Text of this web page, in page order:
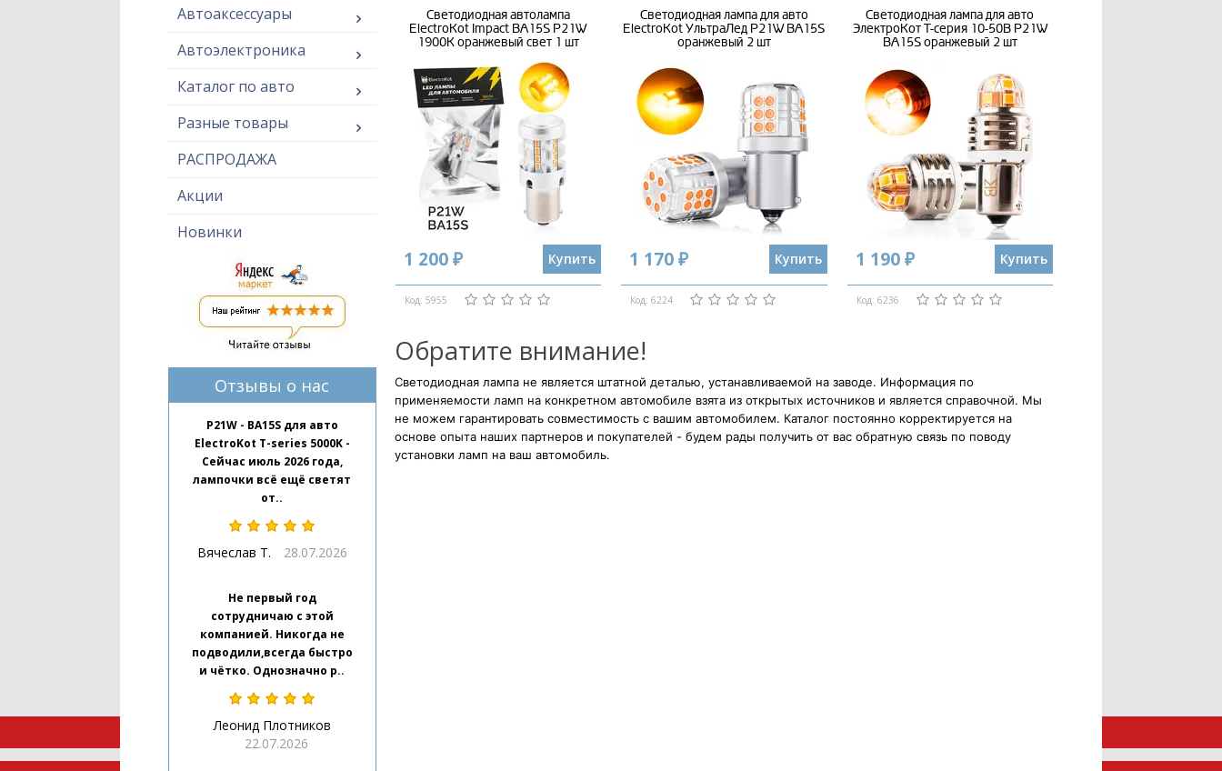
Автоаксессуары
Автоэлектроника
Каталог по авто
Разные товары
РАСПРОДАЖА
Акции
Новинки
Отзывы о нас
P21W - BA15S для авто
ElectroKot T-series 5000K -
Сейчас июль 2026 года,
лампочки всё ещё светят
от..
Вячеслав Т. 28.07.2026
Не первый год
сотрудничаю с этой
компанией. Никогда не
подводили,всегда быстро
и чётко. Однозначно р..
Леонид Плотников
22.07.2026
Светодиодная автолампа
ElectroKot Impact BA15S P21W
1900K оранжевый свет 1 шт
1 200 ₽ Купить
Код: 5955
Светодиодная лампа для авто
ElectroKot УльтраЛед P21W BA15S
оранжевый 2 шт
1 170 ₽ Купить
Код: 6224
Светодиодная лампа для авто
ЭлектроКот Т-серия 10-50В P21W
BA15S оранжевый 2 шт
1 190 ₽ Купить
Код: 6236
Обратите внимание!
Светодиодная лампа не является штатной деталью, устанавливаемой на заводе. Информация по
применяемости ламп на конкретном автомобиле взята из открытых источников и является справочной. Мы
не можем гарантировать совместимость с вашим автомобилем. Каталог постоянно корректируется на
основе опыта наших партнеров и покупателей - будем рады получить от вас обратную связь по поводу
установки ламп на ваш автомобиль.